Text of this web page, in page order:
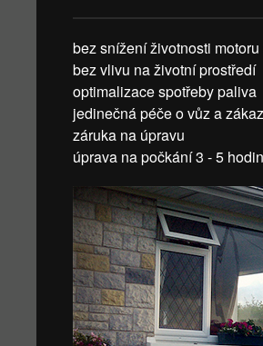
bez snížení životnosti
bez vlivu na životní prostředí
optimalizace spotřeby paliva
jedinečná péče o vůz a
záruka na úpravu
úprava na počkání 3 - 5